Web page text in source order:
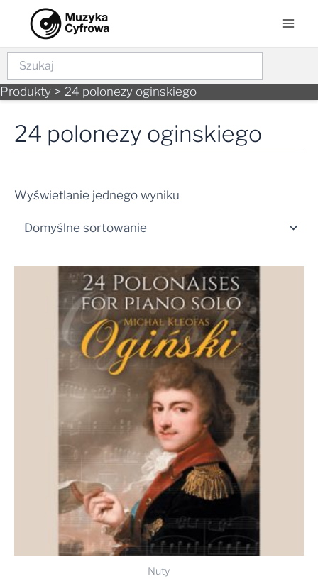
content
Szukaj
Produkty 24 polonezy oginskiego
24 polonezy oginskiego
Wyświetlanie jednego wyniku
Nuty